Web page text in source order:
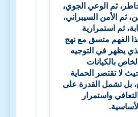
ثم الوعي الجوي،
ثم الأمن السيبراني،
ثم استمرارية
الفهم متسق مع نهج
يظهر في التوجيه
بالكيانات
لا تقتصر الحماية
بل تشمل القدرة على
واستمرار